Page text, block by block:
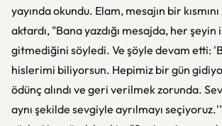
yayında okundu. Elam, mesajın bir
aktardı, "Bana yazdığı mesajda, her
gitmediğini söyledi. Ve şöyle devam etti:
hislerimi biliyorsun. Hepimiz bir gün
ödünç alındı ve geri verilmek zorunda.
aynı şekilde sevgiyle ayrılmayı